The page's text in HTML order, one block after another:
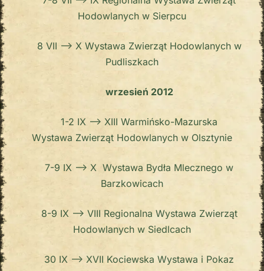
Hodowlanych w Sierpcu
8 VII –> X Wystawa Zwierząt Hodowlanych w
Pudliszkach
wrzesień 2012
1-2 IX –> XIII Warmińsko-Mazurska
Wystawa Zwierząt Hodowlanych w Olsztynie
7-9 IX –> X Wystawa Bydła Mlecznego w
Barzkowicach
8-9 IX –> VIII Regionalna Wystawa Zwierząt
Hodowlanych w Siedlcach
30 IX –> XVII Kociewska Wystawa i Pokaz